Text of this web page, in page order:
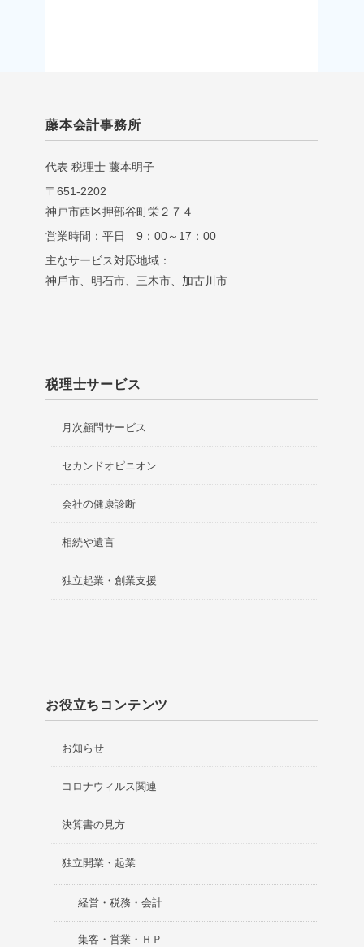
藤本会計事務所
代表 税理⼠ 藤本明⼦
〒651-2202
神戸市西区押部谷町栄２７４
営業時間：平日 9：00～17：00
主なサービス対応地域：
神⼾市、明⽯市、三⽊市、加古川市
税理士サービス
月次顧問サービス
セカンドオピニオン
会社の健康診断
相続や遺言
独立起業・創業支援
お役立ちコンテンツ
お知らせ
コロナウィルス関連
決算書の見方
独立開業・起業
経営・税務・会計
集客・営業・ＨＰ